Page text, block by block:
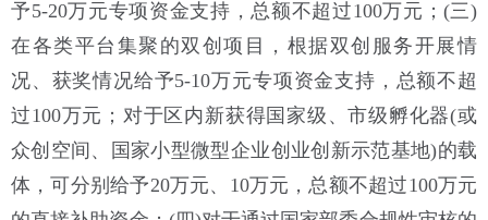
予5-20万元专项资金支持，总额不超过100万元；(三)
在各类平台集聚的双创项目，根据双创服务开展情
况、获奖情况给予5-10万元专项资金支持，总额不超
过100万元；对于区内新获得国家级、市级孵化器(或
众创空间、国家小型微型企业创业创新示范基地)的载
体，可分别给予20万元、10万元，总额不超过100万元